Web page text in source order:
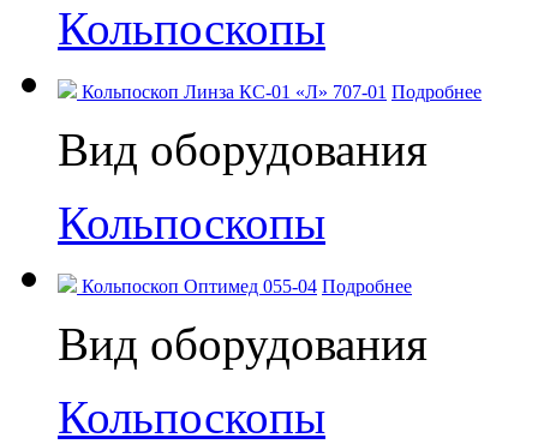
Кольпоскопы
Кольпоскоп Линза КС-01 «Л» 707-01 Подробнее
Вид оборудования
Кольпоскопы
Кольпоскоп Оптимед 055-04 Подробнее
Вид оборудования
Кольпоскопы